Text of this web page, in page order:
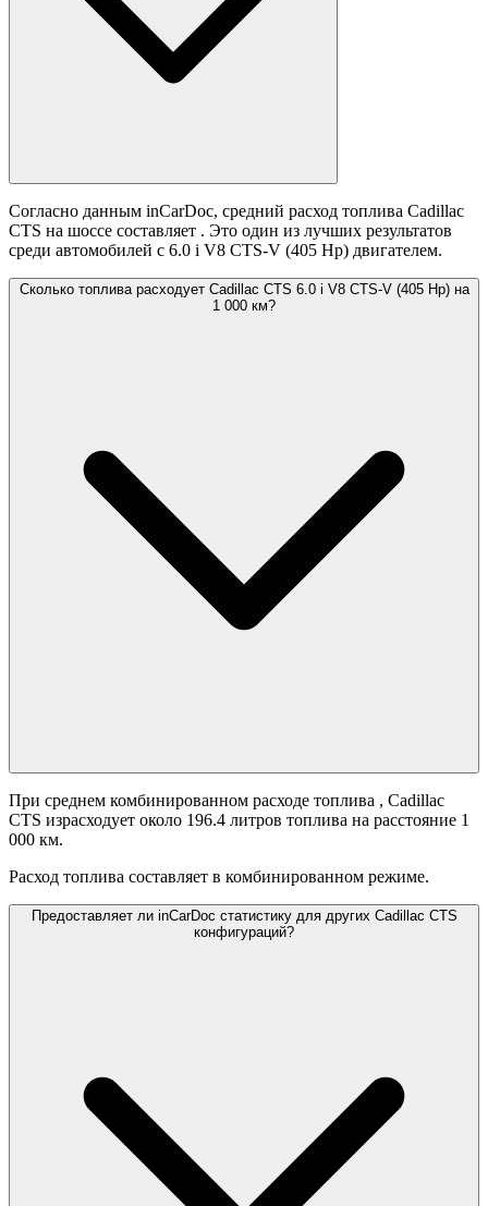
Согласно данным inCarDoc, средний расход топлива Cadillac
CTS на шоссе составляет . Это один из лучших результатов
среди автомобилей с 6.0 i V8 CTS-V (405 Hp) двигателем.
Сколько топлива расходует Cadillac CTS 6.0 i V8 CTS-V (405 Hp) на
1 000 км?
При среднем комбинированном расходе топлива , Cadillac
CTS израсходует около 196.4 литров топлива на расстояние 1
000 км.
Расход топлива составляет в комбинированном режиме.
Предоставляет ли inCarDoc статистику для других Cadillac CTS
конфигураций?